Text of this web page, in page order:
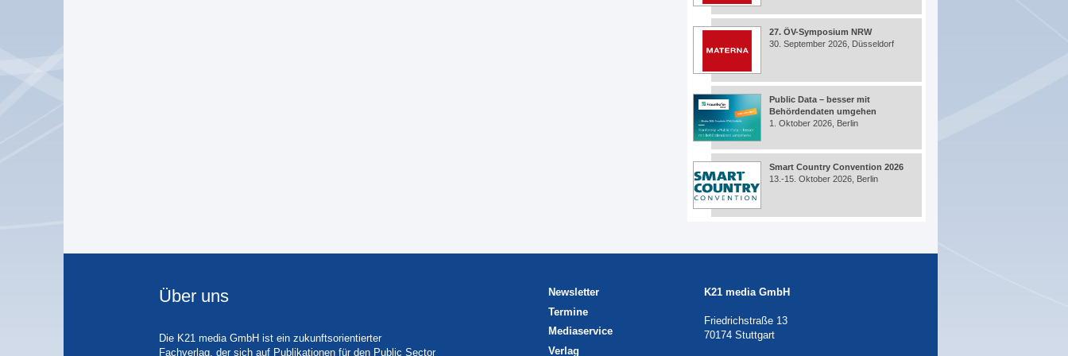
27. ÖV-Symposium NRW
30. September 2026, Düsseldorf
Public Data – besser mit
Behördendaten umgehen
1. Oktober 2026, Berlin
Smart Country Convention 2026
13.-15. Oktober 2026, Berlin
Über uns
Die K21 media GmbH ist ein zukunftsorientierter
Fachverlag, der sich auf Publikationen für den Public Sector
Newsletter
Termine
Mediaservice
Verlag
K21 media GmbH
Friedrichstraße 13
70174 Stuttgart